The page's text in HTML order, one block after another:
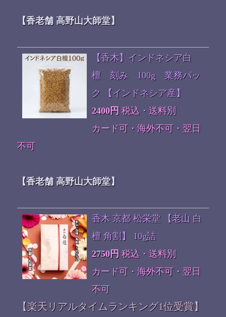
【香老舗 高野山大師堂】
【香木】インドネシア白
檀 刻み 100g 業務パッ
ク 【インドネシア産】
2400円 税込・送料別
カード可・海外不可・翌日
不可
【香老舗 高野山大師堂】
香木 京都 松栄堂 【老山 白
檀 角割】 10g詰
2750円 税込・送料別
カード可・海外不可・翌日
不可
【楽天リアルタイムランキング1位受賞】